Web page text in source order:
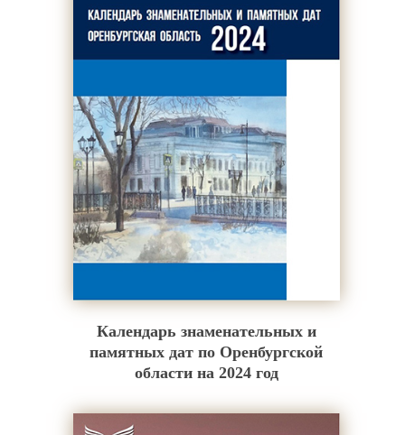
Календарь знаменательных и
памятных дат по Оренбургской
области на 2024 год